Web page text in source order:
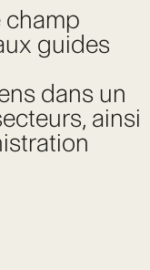
champ
guides
dans un
ainsi